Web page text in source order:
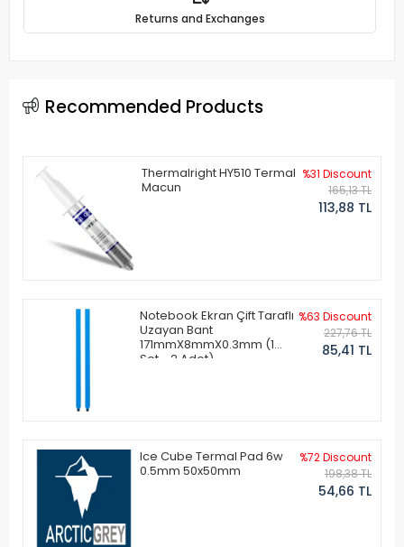
Returns and Exchanges
Recommended Products
Thermalright HY510 Termal
Macun
%31 Discount
165,13 TL
113,88 TL
Notebook Ekran Çift Taraflı
Uzayan Bant
171mmX8mmX0.3mm (1
Set - 2 Adet)
%63 Discount
227,76 TL
85,41 TL
Ice Cube Termal Pad 6w
0.5mm 50x50mm
%72 Discount
198,38 TL
54,66 TL